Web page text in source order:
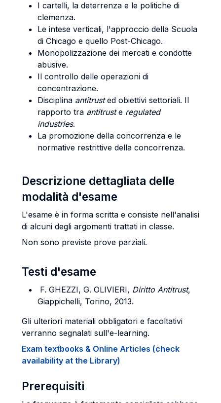
I cartelli, la deterrenza e le politiche di
clemenza.
Le intese verticali, l'approccio della Scuola
di Chicago e quello Post-Chicago.
Monopolizzazione dei mercati e condotte
abusive.
Il controllo delle operazioni di
concentrazione.
Disciplina antitrusted obiettivi settoriali. Il
rapporto tra antitruste regulated
industries.
La promozione della concorrenza e le
normative restrittive della concorrenza.
Descrizione dettagliata delle
modalità d'esame
L'esame è in forma scritta e consiste nell'analisi
di alcuni degli argomenti trattati in classe.
Non sono previste prove parziali.
Testi d'esame
F. GHEZZI, G. OLIVIERI, Diritto Antitrust,
Giappichelli, Torino, 2013.
Gli ulteriori materiali obbligatori e facoltativi
verranno segnalati sull'e-learning.
Exam textbooks & Online Articles (check
availability at the Library)
Prerequisiti